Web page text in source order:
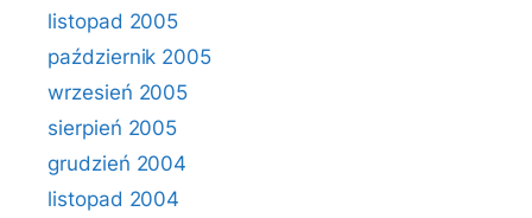
listopad 2005
październik 2005
wrzesień 2005
sierpień 2005
grudzień 2004
listopad 2004